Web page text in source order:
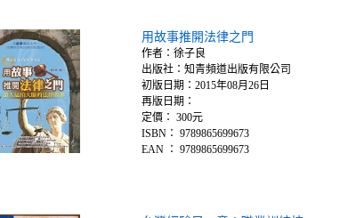
用故事推開法律之門
作者：徐子良
出版社：知青頻道出版有限公司
初版日期：2015年08月26日
再版日期：
定價： 300元
ISBN： 9789865699673
EAN ： 9789865699673